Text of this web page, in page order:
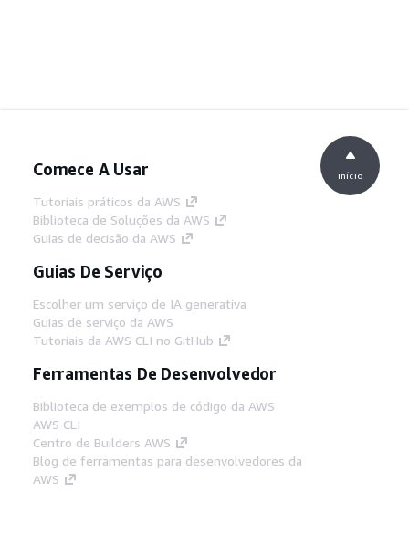
Comece A Usar
Tutoriais práticos da AWS
Biblioteca de Soluções da AWS
Guias de decisão da AWS
Guias De Serviço
Escolher um serviço de IA generativa
Guias de serviço da AWS
Tutoriais da AWS CLI no GitHub
Ferramentas De Desenvolvedor
Biblioteca de exemplos de código da AWS
AWS CLI
Centro de Builders AWS
Blog de ferramentas para desenvolvedores da
AWS
início